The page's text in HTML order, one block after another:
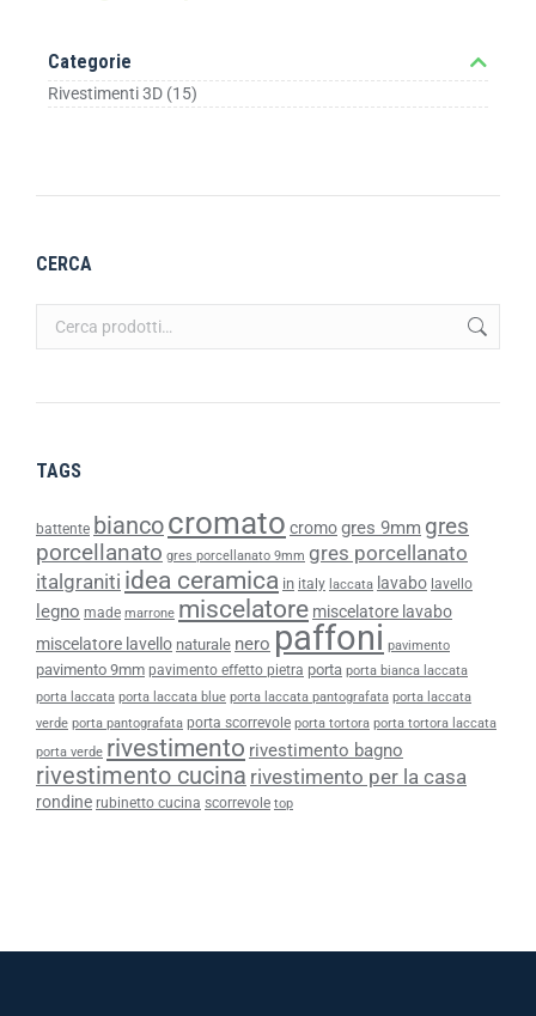
Categorie
Rivestimenti 3D (15)
CERCA
TAGS
battente biancocromato cromogres 9mm gres
porcellanato gres porcellanato 9mm gres porcellanato
italgraniti idea ceramica in italy laccata lavabo lavello
legno made marrone miscelatore miscelatore lavabo
miscelatore lavello naturale nero paffoni pavimento
pavimento 9mm pavimento effetto pietra porta porta bianca laccata
porta laccata porta laccata blue porta laccata pantografata porta laccata
verde porta pantografata porta scorrevole porta tortora porta tortora laccata
porta verde rivestimento rivestimento bagno
rivestimento cucina rivestimento per la casa
rondine rubinetto cucina scorrevole top